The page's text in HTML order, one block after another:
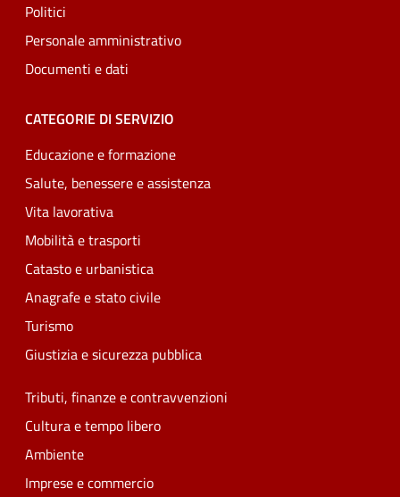
Politici
Personale amministrativo
Documenti e dati
CATEGORIE DI SERVIZIO
Educazione e formazione
Salute, benessere e assistenza
Vita lavorativa
Mobilità e trasporti
Catasto e urbanistica
Anagrafe e stato civile
Turismo
Giustizia e sicurezza pubblica
Tributi, finanze e contravvenzioni
Cultura e tempo libero
Ambiente
Imprese e commercio